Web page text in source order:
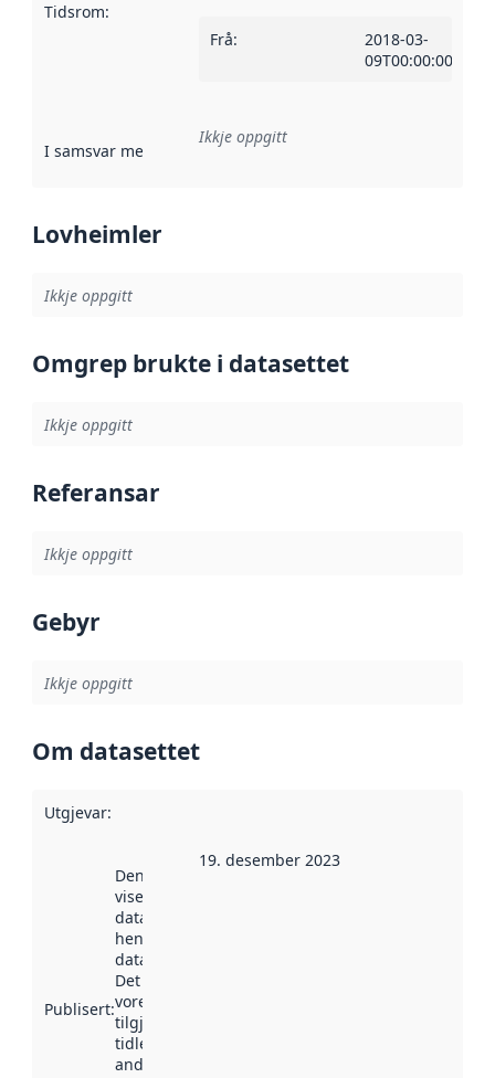
Tidsrom:
Frå:
2018-03-
09T00:00:00Z
I samsvar med Referanse til ei implementeringsregel eller
Ikkje oppgitt
Lovheimler
Ikkje oppgitt
Omgrep brukte i datasettet
Ikkje oppgitt
Referansar
Ikkje oppgitt
Gebyr
Ikkje oppgitt
Om datasettet
Utgjevar:
Publisert:
Denne datoen
viser når
datasettet vart
henta inn av
data.norge.no.
Det kan ha
vore
tilgjengeleg
tidlegare
andre stader.
19. desember 2023